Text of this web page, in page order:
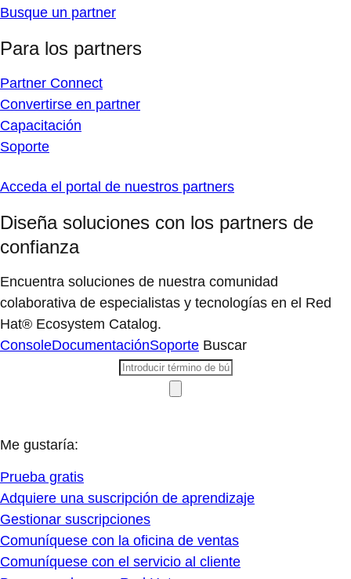
Busque un partner
Para los partners
Partner Connect
Convertirse en partner
Capacitación
Soporte
Acceda el portal de nuestros partners
Diseña soluciones con los partners de
confianza
Encuentra soluciones de nuestra comunidad
colaborativa de especialistas y tecnologías en el Red
Hat® Ecosystem Catalog.
ConsoleDocumentaciónSoporte Buscar
Me gustaría:
Prueba gratis
Adquiere una suscripción de aprendizaje
Gestionar suscripciones
Comuníquese con la oficina de ventas
Comuníquese con el servicio al cliente